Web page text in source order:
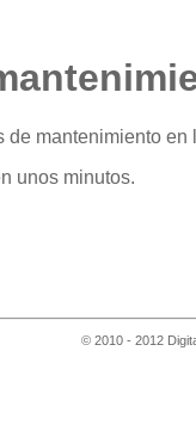
de mantenimiento en
unos minutos.
© 2010 - 2012